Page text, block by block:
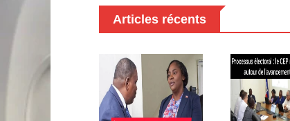
Articles récents